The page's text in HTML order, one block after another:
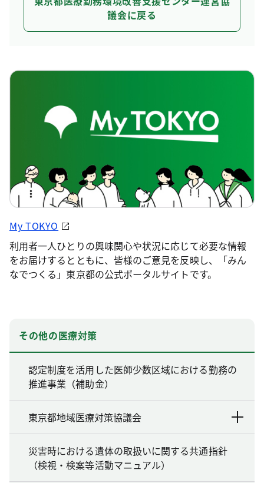
議会に戻る
My TOKYO
利用者一人ひとりの興味関心や状況に応じて必要な情報
をお届けするとともに、皆様のご意見を反映し、「みん
なでつくる」東京都の公式ポータルサイトです。
その他の医療対策
認定制度を活用した医師少数区域における勤務の
推進事業（補助金）
東京都地域医療対策協議会
災害時における遺体の取扱いに関する共通指針
（検視・検案等活動マニュアル）